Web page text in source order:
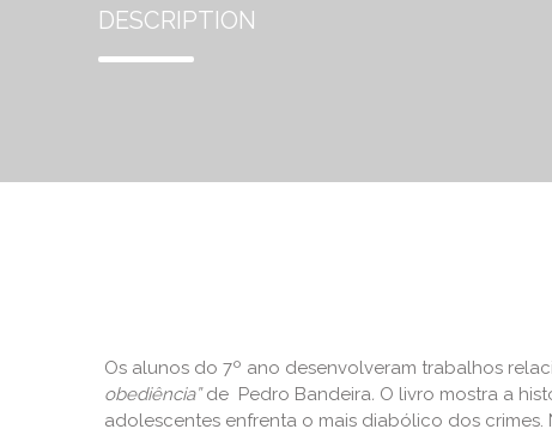
DESCRIPTION
Os alunos do 7º ano desenvolveram trabalhos
obediência”de Pedro Bandeira. O livro mostra a
adolescentes enfrenta o mais diabólico dos crimes.